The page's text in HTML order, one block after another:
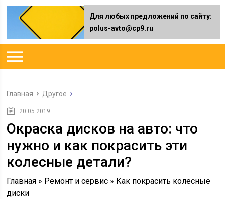
Главная Другое
20.05.2019
Окраска дисков на авто: что
нужно и как покрасить эти
колесные детали?
Главная » Ремонт и сервис » Как покрасить колесные
диски
Для любых предложений по сайту:
polus-avto@cp9.ru